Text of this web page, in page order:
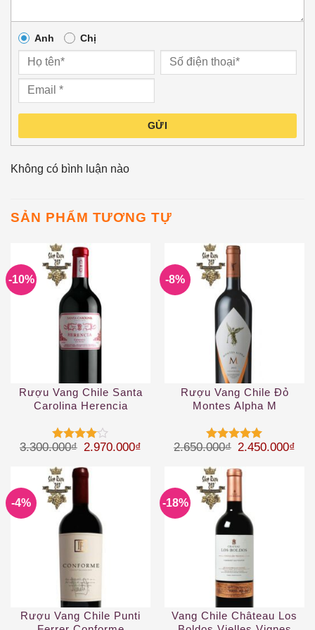
Anh Chị
GỬI
Không có bình luận nào
SẢN PHẨM TƯƠNG TỰ
-10%
Rượu Vang Chile Santa
Carolina Herencia
Được
45 sao
3.300.000₫ Giá gốc là: 3.300.000₫.
2.970.000₫ Giá hiện tại là: 2.970.000₫.
-8%
Rượu Vang Chile Đỏ
Montes Alpha M
Được xếp
sao
2.650.000₫ Giá gốc là:
2.450.000₫
-4%
Rượu Vang Chile Punti
-18%
Vang Chile Château Los